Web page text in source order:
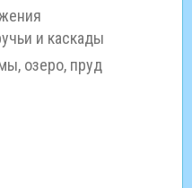
и каскады
озеро, пруд